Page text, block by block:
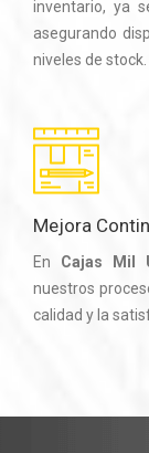
inventario, ya
asegurando
niveles de stock.
Mejora
En Cajas Mil
nuestros
calidad y la